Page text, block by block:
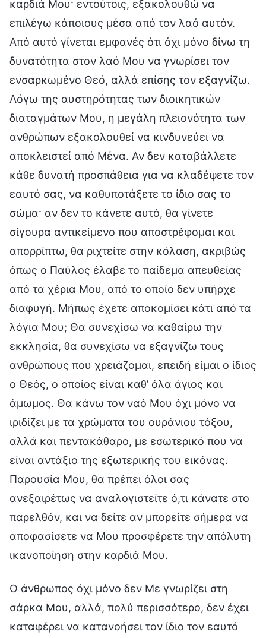
καρδιά Μου· εντούτοις, εξακολουθώ να
επιλέγω κάποιους μέσα από τον λαό αυτόν.
Από αυτό γίνεται εμφανές ότι όχι μόνο δίνω τη
δυνατότητα στον λαό Μου να γνωρίσει τον
ενσαρκωμένο Θεό, αλλά επίσης τον εξαγνίζω.
Λόγω της αυστηρότητας των διοικητικών
διαταγμάτων Μου, η μεγάλη πλειονότητα των
ανθρώπων εξακολουθεί να κινδυνεύει να
αποκλειστεί από Μένα. Αν δεν καταβάλλετε
κάθε δυνατή προσπάθεια για να κλαδέψετε τον
εαυτό σας, να καθυποτάξετε το ίδιο σας το
σώμα· αν δεν το κάνετε αυτό, θα γίνετε
σίγουρα αντικείμενο που αποστρέφομαι και
απορρίπτω, θα ριχτείτε στην κόλαση, ακριβώς
όπως ο Παύλος έλαβε το παίδεμα απευθείας
από τα χέρια Μου, από το οποίο δεν υπήρχε
διαφυγή. Μήπως έχετε αποκομίσει κάτι από τα
λόγια Μου; Θα συνεχίσω να καθαίρω την
εκκλησία, θα συνεχίσω να εξαγνίζω τους
ανθρώπους που χρειάζομαι, επειδή είμαι ο ίδιος
ο Θεός, ο οποίος είναι καθ’ όλα άγιος και
άμωμος. Θα κάνω τον ναό Μου όχι μόνο να
ιριδίζει με τα χρώματα του ουράνιου τόξου,
αλλά και πεντακάθαρο, με εσωτερικό που να
είναι αντάξιο της εξωτερικής του εικόνας.
Παρουσία Μου, θα πρέπει όλοι σας
ανεξαιρέτως να αναλογιστείτε ό,τι κάνατε στο
παρελθόν, και να δείτε αν μπορείτε σήμερα να
αποφασίσετε να Μου προσφέρετε την απόλυτη
ικανοποίηση στην καρδιά Μου.
Ο άνθρωπος όχι μόνο δεν Με γνωρίζει στη
σάρκα Μου, αλλά, πολύ περισσότερο, δεν έχει
καταφέρει να κατανοήσει τον ίδιο τον εαυτό